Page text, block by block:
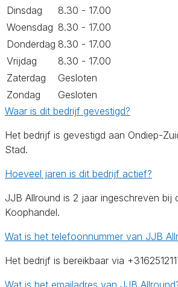
Dinsdag
8.30 - 17.00
Woensdag 8.30 - 17.00
Donderdag 8.30 - 17.00
Vrijdag
8.30 - 17.00
Zaterdag
Gesloten
Zondag
Gesloten
Waar is dit bedrijf gevestigd?
Het bedrijf is gevestigd aan Ondiep-
Stad.
Hoeveel jaren is dit bedrijf actief?
JJB Allround is 2 jaar ingeschreven bij
Koophandel.
Wat is het telefoonnummer van JJB
Het bedrijf is bereikbaar via
Wat is het emailadres van JJB